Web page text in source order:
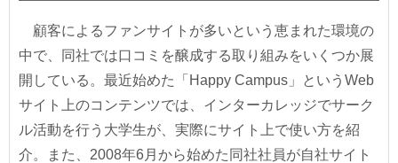
顧客によるファンサイトが多いという恵まれた環境の
中で、同社では口コミを醸成する取り組みをいくつか展
開している。最近始めた「Happy Campus」というWeb
サイト上のコンテンツでは、インターカレッジでサーク
ル活動を行う大学生が、実際にサイト上で使い方を紹
介。また、2008年6月から始めた同社社員が自社サイト